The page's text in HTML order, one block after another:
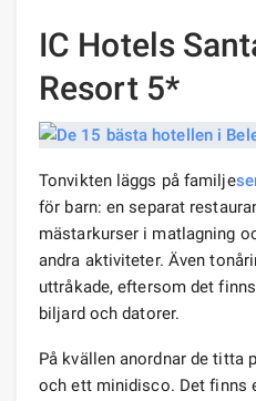
IC Hotels
Resort 5*
Tonvikten läggs på familje
för barn: en separat
mästarkurser i matlagning
andra aktiviteter. Även
uttråkade, eftersom det
biljard och datorer.
På kvällen anordnar de titta
och ett minidisco. Det finns